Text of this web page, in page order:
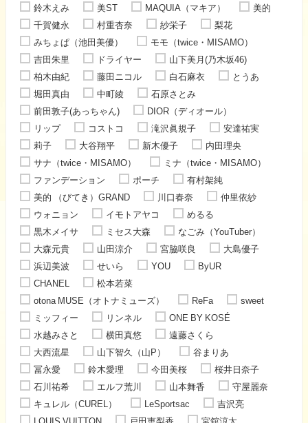
鈴木えみ
美ST MAQUIA（マキア）
美的
千賀健永
村重杏奈 紗栄子
梨花
みちょぱ（池田美優）
モモ（twice・MISAMO）
吉田朱里
ドライヤー
山下美月(乃木坂46)
柏木由紀
藤田ニコル 白石麻衣
とうあ
堀田真由
中町綾
石原さとみ
前田敦子(あっちゃん)
DIOR（ディオール）
リップ
コストコ 滝沢眞規子
安達祐実
莉子
大谷翔平 新木優子
内田理央
サナ（twice・MISAMO）
ミナ（twice・MISAMO）
ファンデーション
ポーチ
有村架純
美的 （びてき）GRAND
川口春奈
仲里依紗
ウォニョン
イモトアヤコ
めるる
黒木メイサ
ミセス大森
なごみ（YouTuber）
大森元貴
山田涼介 宮脇咲良
大島優子
浜辺美波
せいら YOU
ByUR
CHANEL
松本若菜
otona MUSE（オトナミューズ）
ReFa
sweet
ミッフィー
リンネル
ONE BY KOSÉ
水越みさと
横田真悠
遠藤さくら
大西流星
山下智久（山P）
谷まりあ
冨永愛
鈴木愛理 今田美桜
桜井日奈子
石川祐希
エルフ荒川 山本舞香
守屋麗奈
キュレル（CUREL）
LeSportsac
吉沢亮